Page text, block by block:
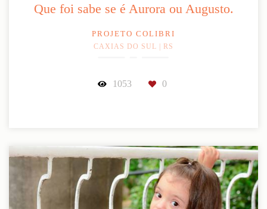
Que foi sabe se é Aurora ou Augusto.
PROJETO COLIBRI
CAXIAS DO SUL | RS
1053 0